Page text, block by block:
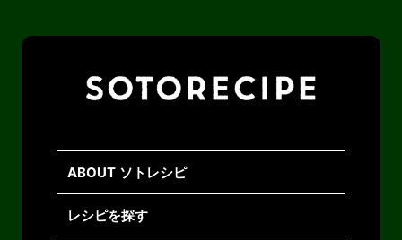
ABOUT ソトレシピ
レシピを探す